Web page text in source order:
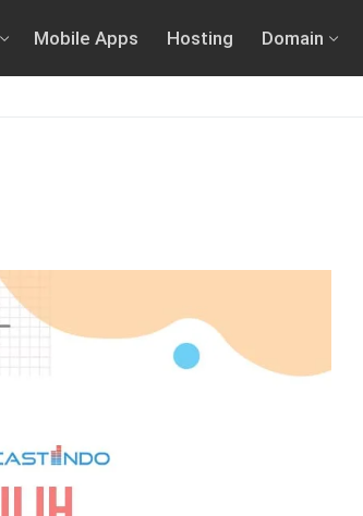
Mobile Apps Hosting Domain